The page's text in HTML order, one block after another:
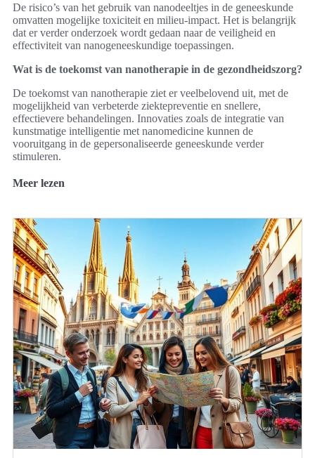
De risico’s van het gebruik van nanodeeltjes in de geneeskunde
omvatten mogelijke toxiciteit en milieu-impact. Het is belangrijk
dat er verder onderzoek wordt gedaan naar de veiligheid en
effectiviteit van nanogeneeskundige toepassingen.
Wat is de toekomst van nanotherapie in de gezondheidszorg?
De toekomst van nanotherapie ziet er veelbelovend uit, met de
mogelijkheid van verbeterde ziektepreventie en snellere,
effectievere behandelingen. Innovaties zoals de integratie van
kunstmatige intelligentie met nanomedicine kunnen de
vooruitgang in de gepersonaliseerde geneeskunde verder
stimuleren.
Meer lezen